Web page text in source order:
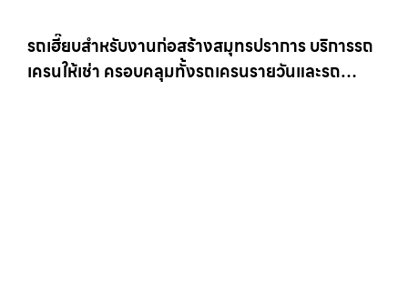
รถเฮี๊ยบสำหรับงานก่อสร้างสมุทรปราการ บริการรถ
เครนให้เช่า ครอบคลุมทั้งรถเครนรายวันและรถ